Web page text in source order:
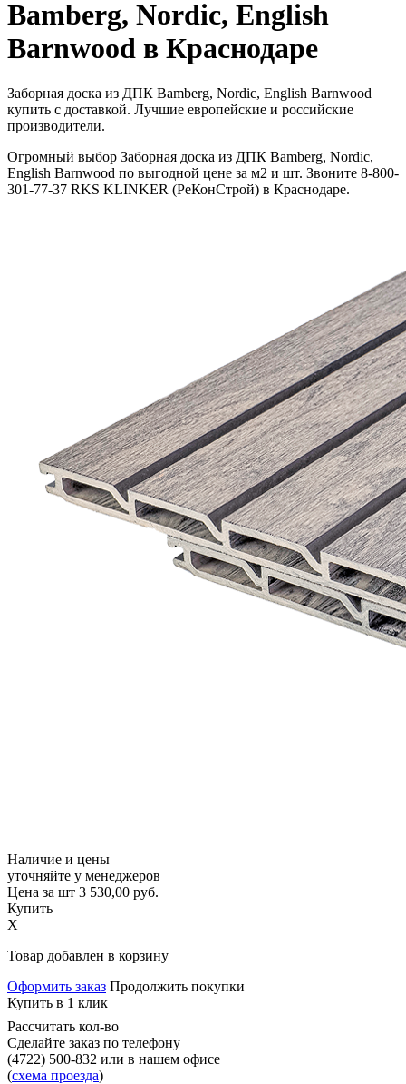
Bamberg, Nordic, English
Barnwood в Краснодаре
Заборная доска из ДПК Bamberg, Nordic, English Barnwood
купить с доставкой. Лучшие европейские и российские
производители.
Огромный выбор Заборная доска из ДПК Bamberg, Nordic,
English Barnwood по выгодной цене за м2 и шт. Звоните 8-800-
301-77-37 RKS KLINKER (РеКонСтрой) в Краснодаре.
Наличие и цены
уточняйте у менеджеров
Цена за шт 3 530,00 руб.
Купить
X
Товар добавлен в корзину
Оформить заказ Продолжить покупки
Купить в 1 клик
Рассчитать кол-во
Сделайте заказ по телефону
(4722) 500-832 или в нашем офисе
(схема проезда)